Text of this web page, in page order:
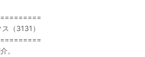
（3131）
。